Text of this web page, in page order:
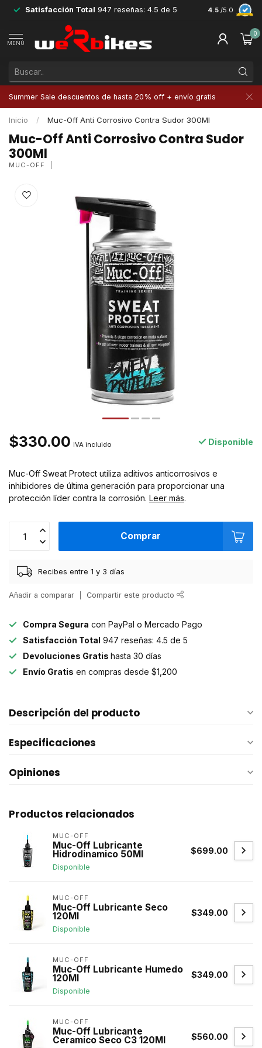
Satisfacción Total 947 reseñas: 4.5 de 5 4.5 /5.0
MENÚ
0
Summer Sale descuentos de hasta 20% off + envío gratis
Inicio / Muc-Off Anti Corrosivo Contra Sudor 300Ml
Muc-Off Anti Corrosivo Contra Sudor
300Ml
MUC-OFF
$330.00 IVA incluido Disponible
Muc-Off Sweat Protect utiliza aditivos anticorrosivos e
inhibidores de última generación para proporcionar una
protección líder contra la corrosión. Leer más.
Comprar
Recibes entre 1 y 3 días
Añadir a comparar Compartir este producto
Compra Segura con PayPal o Mercado Pago
Satisfacción Total 947 reseñas: 4.5 de 5
Devoluciones Gratis hasta 30 días
Envío Gratis en compras desde $1,200
Descripción del producto
Especificaciones
Opiniones
Productos relacionados
MUC-OFF
Muc-Off Lubricante
Hidrodinamico 50Ml
Disponible
$699.00
MUC-OFF
Muc-Off Lubricante Seco
120Ml
Disponible
$349.00
MUC-OFF
Muc-Off Lubricante Humedo
120Ml
Disponible
$349.00
MUC-OFF
Muc-Off Lubricante
Ceramico Seco C3 120Ml $560.00